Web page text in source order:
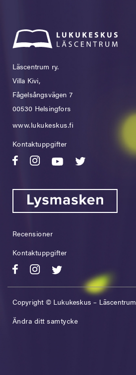
Läscentrum ry.
Villa Kivi,
Fågelsångsvägen 7
00530 Helsingfors
www.lukukeskus.fi
Kontaktuppgifter
Recensioner
Kontaktuppgifter
Copyright © Lukukeskus – Läscentrum
Ändra ditt samtycke